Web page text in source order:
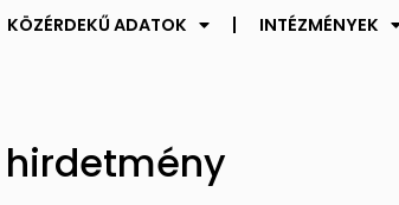
KÖZÉRDEKŰ ADATOK INTÉZMÉNYEK